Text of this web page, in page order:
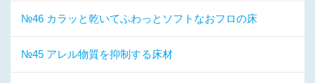
№46 カラッと乾いてふわっとソフトなおフロの床
№45 アレル物質を抑制する床材